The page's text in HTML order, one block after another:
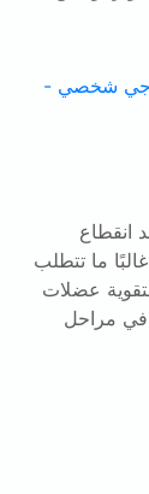
انقطاع
ما تتطلب
عضلات
مراحل